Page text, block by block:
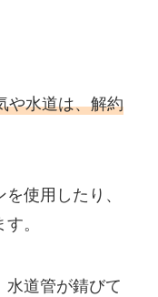
や水道は、解約
使用したり、
。
水道管が錆びて